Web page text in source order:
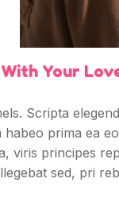
Your
Scripta
prima ea
viris principes
sed, pri